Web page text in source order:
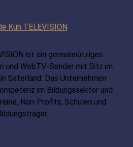
ist ein gemeinnütziges
und WebTV-Sender mit Sitz im
Saterland. Das Unternehmen
im Bildungssektor und
Non-Profits, Schulen und